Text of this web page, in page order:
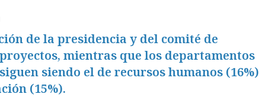
de la presidencia y del comité de
mientras que los departamentos
siendo el de recursos humanos (16%)
(15%).